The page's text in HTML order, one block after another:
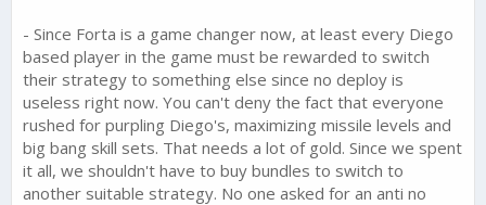
- Since Forta is a game changer now, at least every Diego
based player in the game must be rewarded to switch
their strategy to something else since no deploy is
useless right now. You can't deny the fact that everyone
rushed for purpling Diego's, maximizing missile levels and
big bang skill sets. That needs a lot of gold. Since we spent
it all, we shouldn't have to buy bundles to switch to
another suitable strategy. No one asked for an anti no